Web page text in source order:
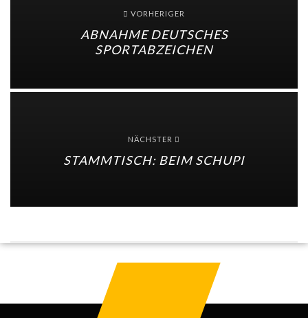
VORHERIGER
ABNAHME DEUTSCHES
SPORTABZEICHEN
NÄCHSTER
STAMMTISCH: BEIM SCHUPI